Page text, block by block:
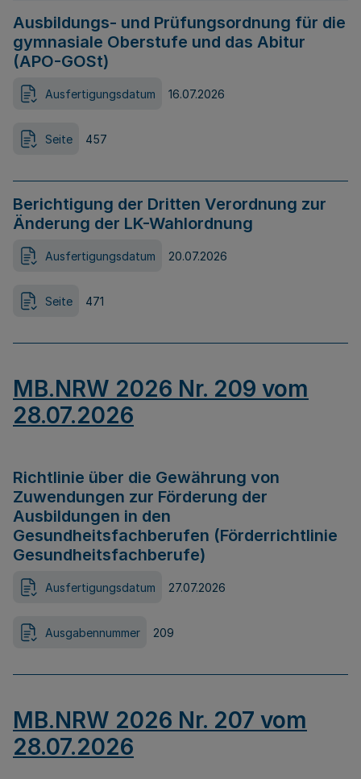
Ausbildungs- und Prüfungsordnung für die
gymnasiale Oberstufe und das Abitur
(APO-GOSt)
Ausfertigungsdatum 16.07.2026
Seite 457
Berichtigung der Dritten Verordnung zur
Änderung der LK-Wahlordnung
Ausfertigungsdatum 20.07.2026
Seite 471
MB.NRW 2026 Nr. 209 vom
28.07.2026
Richtlinie über die Gewährung von
Zuwendungen zur Förderung der
Ausbildungen in den
Gesundheitsfachberufen (Förderrichtlinie
Gesundheitsfachberufe)
Ausfertigungsdatum 27.07.2026
Ausgabennummer 209
MB.NRW 2026 Nr. 207 vom
28.07.2026